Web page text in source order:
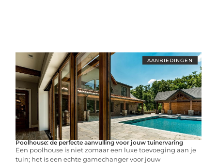
AANBIEDINGEN
Poolhouse: de perfecte aanvulling voor jouw tuinervaring
Een poolhouse is niet zomaar een luxe toevoeging aan je
tuin; het is een echte gamechanger voor jouw